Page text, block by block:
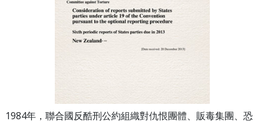
1984年，聯合國反酷刑公約組織對仇恨團體、販毒集團、恐